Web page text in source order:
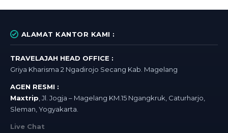
ALAMAT KANTOR KAMI :
TRAVELAJAH HEAD OFFICE :
Griya Kharisma 2 Ngadirojo Secang Kab. Magelang
AGEN RESMI :
Maxtrip, Jl. Jogja – Magelang KM.15 Ngangkruk, Caturharjo,
Sleman, Yogyakarta.
Live Chat